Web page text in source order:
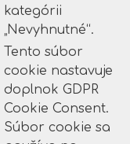
kategórii
„Nevyhnutné“.
Tento súbor
cookie nastavuje
doplnok GDPR
Cookie Consent.
Súbor cookie sa